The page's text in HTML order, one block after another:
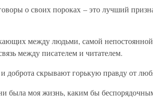
о своих пороках – это лучший
между людьми, самой
между писателем и читателем.
доброта скрывают горькую правду от
была моя жизнь, каким бы